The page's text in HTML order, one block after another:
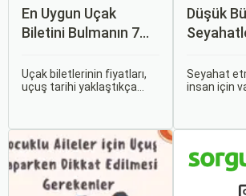
En Uygun Uçak
Biletini Bulmanın 7
Uçak biletlerinin fiyatları,
uçuş tarihi yaklaştıkça
tasarruf etmenin en etkili
yollarından biridir.
Düşük
Seyahat
insan için
biriktirmek
etmek